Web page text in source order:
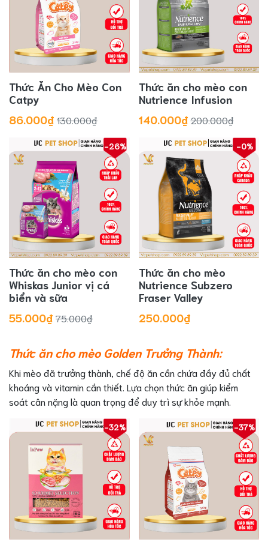
Thức Ăn Cho Mèo Con
Catpy
86.000₫ 130.000₫
Thức ăn cho mèo con
Nutrience Infusion
140.000₫ 200.000₫
-26%
Thức ăn cho mèo con
Whiskas Junior vị cá
biển và sữa
55.000₫ 75.000₫
-0%
Thức ăn cho mèo
Nutrience Subzero
Fraser Valley
250.000₫
Thức ăn cho mèo GoldenTrưởng Thành:
Khi mèo đã trưởng thành, chế độ ăn cần chứa đầy đủ chất
khoáng và vitamin cần thiết. Lựa chọn thức ăn giúp kiểm
soát cân nặng là quan trọng để duy trì sự khỏe mạnh.
-32% -37%